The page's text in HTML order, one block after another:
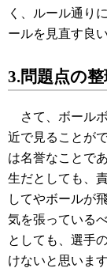
く、ルール通り
ールを見直す良
3.問題点の整
さて、ボール
近で見ることが
は名誉なことで
生だとしても、
してやボールが
気を張っている
としても、選手
けないと思いま